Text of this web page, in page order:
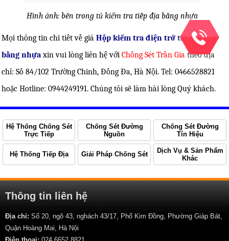
Hình ảnh: bên trong tủ kiểm tra tiếp địa bằng nhựa
Mọi thông tin chi tiết về giá Hộp kiểm tra điện trở tiếp địa
bằng nhựa xin vui lòng liên hệ với Chống Sét Trần Gia theo địa
chỉ: Số 84/102 Trường Chinh, Đống Đa, Hà Nội. Tel: 0466528821
hoặc Hotline: 0944249191. Chúng tôi sẽ làm hài lòng Quý khách.
Hệ Thống Chống Sét
Trực Tiếp
Chống Sét Đường
Nguồn
Chống Sét Đường
Tín Hiệu
Hệ Thống Tiếp Địa Giải Pháp Chống Sét
Dịch Vụ & Sản Phẩm
Khác
Thông tin liên hệ
Địa chỉ: Số 20, ngõ 43, nghách 43/17, Phố Kim Đồng, Phường Giáp Bát,
Quận Hoàng Mai, Hà Nội